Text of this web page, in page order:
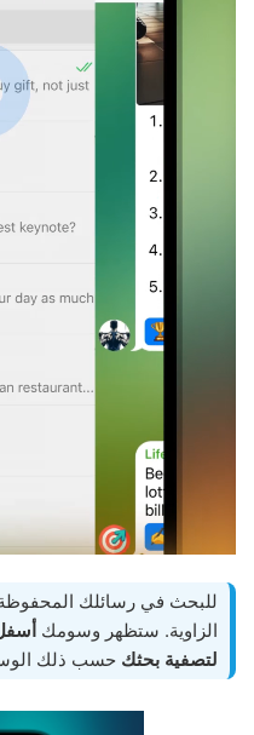
للبحث في رسائلك
الزاوية. ستظهر وسومك
لتصفية بحثك حسب ذلك